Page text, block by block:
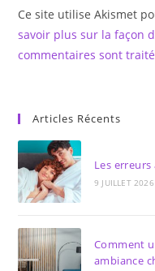
comment
Ce site utilise Akismet
savoir plus sur la façon
commentaires sont
Articles Récents
Les
9 JUILLET 2026
Comment
ambiance